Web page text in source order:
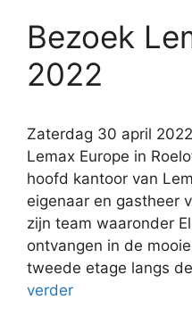
Bezoek
2022
Zaterdag 30 april
Lemax Europe in
hoofd kantoor van
eigenaar en gastheer
zijn team waaronder
ontvangen in de
tweede etage langs
verder